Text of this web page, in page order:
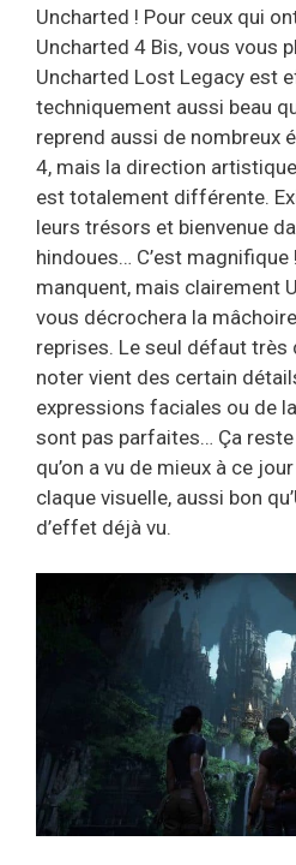
Uncharted ! Pour ceux qui
Uncharted 4 Bis, vous vous
Uncharted Lost Legacy est
techniquement aussi beau
reprend aussi de nombreux
4, mais la direction
est totalement différente.
leurs trésors et bienvenue
hindoues… C’est
manquent, mais clairement
vous décrochera la
reprises. Le seul défaut très
noter vient des certain
expressions faciales ou de
sont pas parfaites… Ça
qu’on a vu de mieux à ce
claque visuelle, aussi bon
d’effet déjà vu.